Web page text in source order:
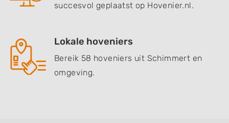
succesvol geplaatst op Hovenier.nl.
Lokale hoveniers
Bereik 58 hoveniers uit Schimmert en
omgeving.